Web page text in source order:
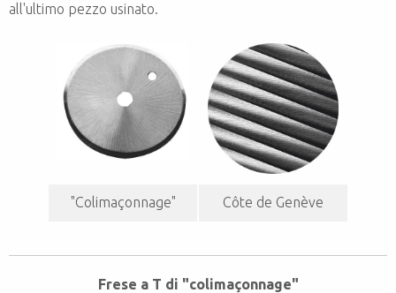
all'ultimo pezzo usinato.
"Colimaçonnage" Côte de Genève
Frese a T di "colimaçonnage"